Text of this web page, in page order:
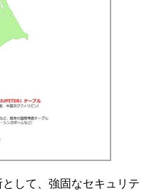
して、強固なセキュリテ